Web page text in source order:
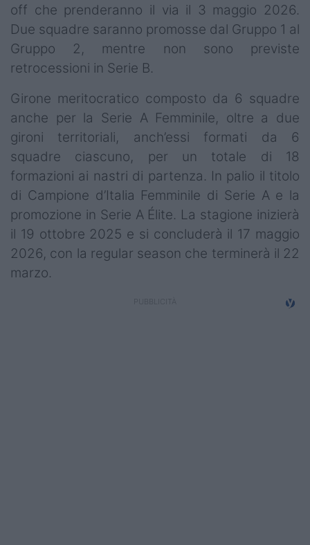
off che prenderanno il via il 3 maggio 2026.
Due squadre saranno promosse dal Gruppo 1 al
Gruppo 2, mentre non sono previste
retrocessioni in Serie B.
Girone meritocratico composto da 6 squadre
anche per la Serie A Femminile, oltre a due
gironi territoriali, anch’essi formati da 6
squadre ciascuno, per un totale di 18
formazioni ai nastri di partenza. In palio il titolo
di Campione d’Italia Femminile di Serie A e la
promozione in Serie A Élite. La stagione inizierà
il 19 ottobre 2025 e si concluderà il 17 maggio
2026, con la regular season che terminerà il 22
marzo.